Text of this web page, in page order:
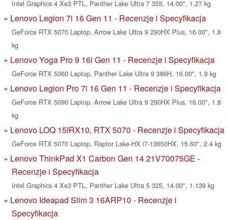
Intel Graphics 4 Xe3 PTL, Panther Lake Ultra 7 355, 14.00", 1.27 kg
Lenovo Legion 7i 16 Gen 11 - Recenzje i Specyfikacja
GeForce RTX 5070 Laptop, Arrow Lake Ultra 9 290HX Plus, 16.00", 1.8
kg
Lenovo Yoga Pro 9 16i Gen 11 - Recenzje i Specyfikacja
GeForce RTX 5060 Laptop, Panther Lake Ultra 9 386H, 16.00", 1.9 kg
Lenovo Legion Pro 7i 16 Gen 11 - Recenzje i Specyfikacja
GeForce RTX 5090 Laptop, Arrow Lake Ultra 9 290HX Plus, 16.00", 1.8
kg
Lenovo LOQ 15IRX10, RTX 5070 - Recenzje i Specyfikacja
GeForce RTX 5070 Laptop, Raptor Lake-HX i7-13650HX, 15.60", 2.4 kg
Lenovo ThinkPad X1 Carbon Gen 14 21V70075GE -
Recenzje i Specyfikacja
Intel Graphics 4 Xe3 PTL, Panther Lake Ultra 5 325, 14.00", 1.139 kg
Lenovo Ideapad Slim 3 16ARP10 - Recenzje i
Specyfikacja